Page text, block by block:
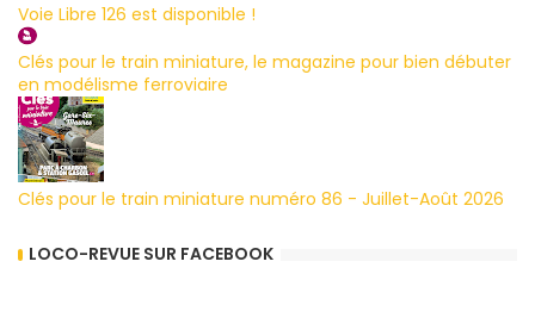
Voie Libre 126 est disponible !
Clés pour le train miniature, le magazine pour bien débuter
en modélisme ferroviaire
Clés pour le train miniature numéro 86 - Juillet-Août 2026
LOCO-REVUE SUR FACEBOOK